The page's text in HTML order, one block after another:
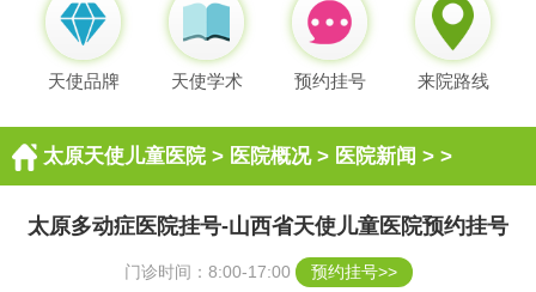
天使品牌 天使学术 预约挂号 来院路线
太原天使儿童医院> 医院概况> 医院新闻 > >
太原多动症医院挂号-山西省天使儿童医院预约挂号
门诊时间：8:00-17:00 预约挂号>>